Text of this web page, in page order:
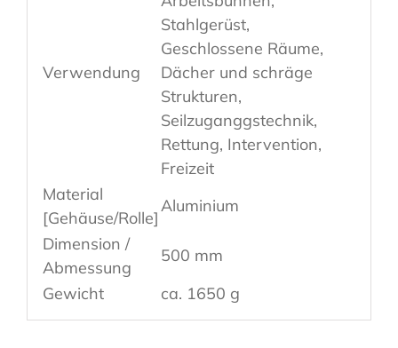
Verwendung
Stahlgerüst,
Geschlossene Räume,
Dächer und schräge
Strukturen,
Seilzuganggstechnik,
Rettung, Intervention,
Freizeit
Material
[Gehäuse/Rolle]
Aluminium
Dimension /
Abmessung
500 mm
Gewicht
ca. 1650 g